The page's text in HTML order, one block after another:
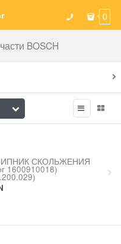
0
BOSCH
СКОЛЬЖЕНИЯ
1600910018)